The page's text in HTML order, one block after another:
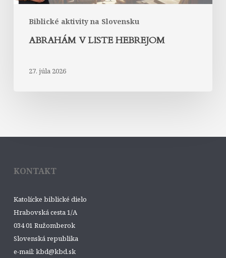
Biblické aktivity na Slovensku
ABRAHÁM V LISTE HEBREJOM
27. júla 2026
KONTAKT
Katolícke biblické dielo
Hrabovská cesta 1/A
034 01 Ružomberok
Slovenská republika
e-mail: kbd@kbd.sk